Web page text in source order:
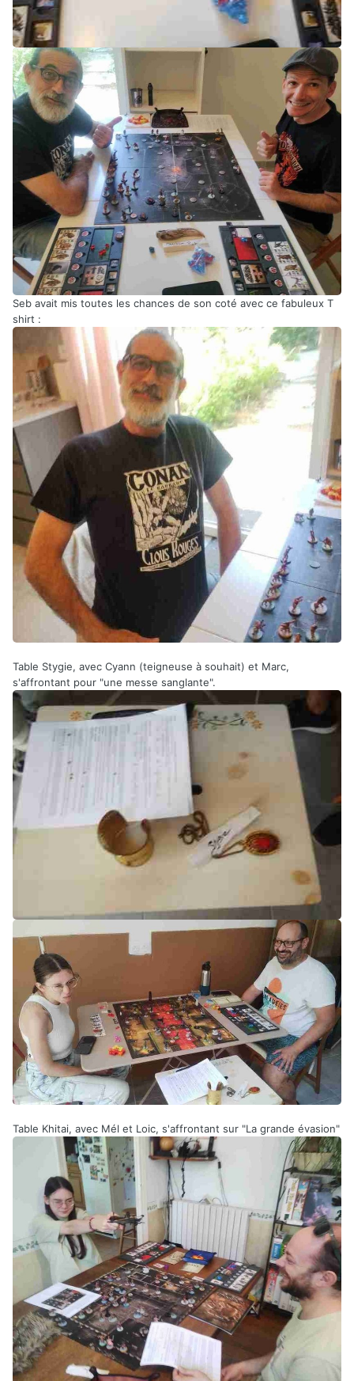
Seb avait mis toutes les chances de son coté avec ce fabuleux T
shirt :
Table Stygie, avec Cyann (teigneuse à souhait) et Marc,
s'affrontant pour "une messe sanglante".
Table Khitai, avec Mél et Loic, s'affrontant sur "La grande évasion"